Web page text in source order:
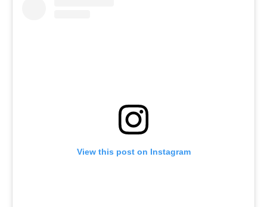
View this post on Instagram